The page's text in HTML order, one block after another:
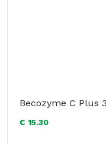
Becozyme C Plus
€ 15.30